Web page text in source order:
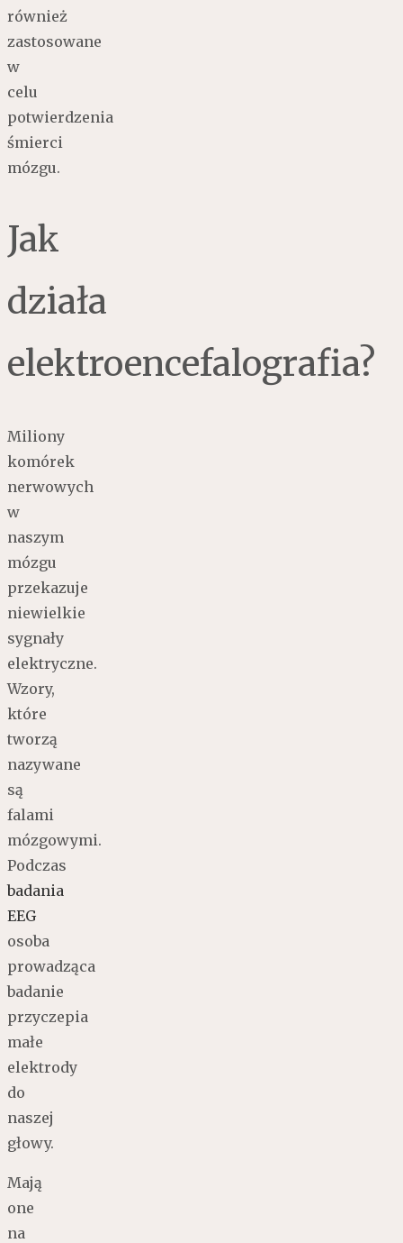
również
zastosowane
w
celu
potwierdzenia
śmierci
mózgu.
Jak
działa
elektroencefalografia?
Miliony
komórek
nerwowych
w
naszym
mózgu
przekazuje
niewielkie
sygnały
elektryczne.
Wzory,
które
tworzą
nazywane
są
falami
mózgowymi.
Podczas
badania
EEG
osoba
prowadząca
badanie
przyczepia
małe
elektrody
do
naszej
głowy.
Mają
one
na